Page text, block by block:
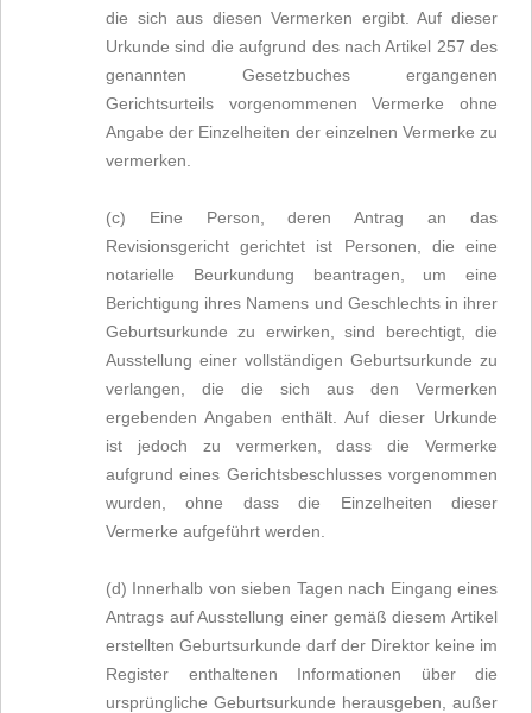
die sich aus diesen Vermerken ergibt. Auf dieser
Urkunde sind die aufgrund des nach Artikel 257 des
genannten Gesetzbuches ergangenen
Gerichtsurteils vorgenommenen Vermerke ohne
Angabe der Einzelheiten der einzelnen Vermerke zu
vermerken.
(c) Eine Person, deren Antrag an das
Revisionsgericht gerichtet ist Personen, die eine
notarielle Beurkundung beantragen, um eine
Berichtigung ihres Namens und Geschlechts in ihrer
Geburtsurkunde zu erwirken, sind berechtigt, die
Ausstellung einer vollständigen Geburtsurkunde zu
verlangen, die die sich aus den Vermerken
ergebenden Angaben enthält. Auf dieser Urkunde
ist jedoch zu vermerken, dass die Vermerke
aufgrund eines Gerichtsbeschlusses vorgenommen
wurden, ohne dass die Einzelheiten dieser
Vermerke aufgeführt werden.
(d) Innerhalb von sieben Tagen nach Eingang eines
Antrags auf Ausstellung einer gemäß diesem Artikel
erstellten Geburtsurkunde darf der Direktor keine im
Register enthaltenen Informationen über die
ursprüngliche Geburtsurkunde herausgeben, außer